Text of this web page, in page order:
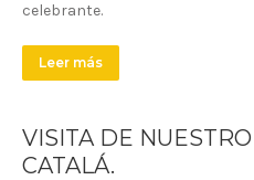
celebrante.
Leer más
VISITA DE
CATALÁ.